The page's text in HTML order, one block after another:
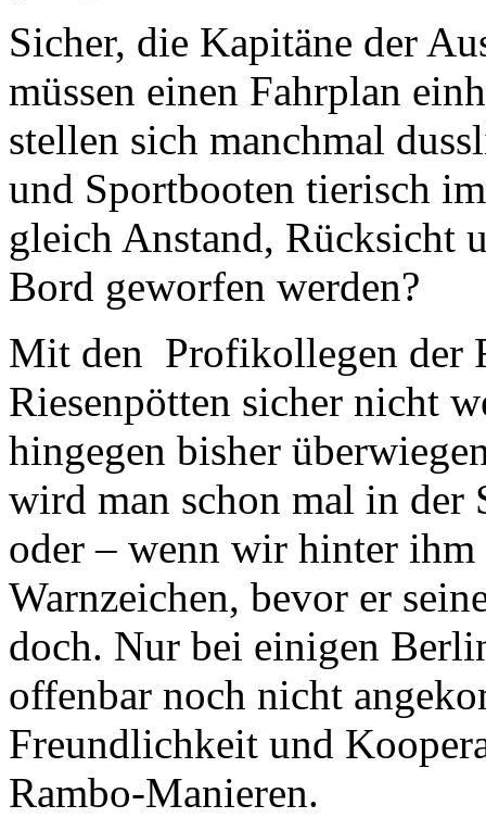
Sicher, die Kapitäne der
müssen einen Fahrplan
stellen sich manchmal
und Sportbooten tierisch
gleich Anstand, Rücksicht
Bord geworfen werden?
Mit den Profikollegen der
Riesenpötten sicher nicht
hingegen bisher
wird man schon mal in der
oder – wenn wir hinter
Warnzeichen, bevor er
doch. Nur bei einigen
offenbar noch nicht
Freundlichkeit und
Rambo-Manieren.